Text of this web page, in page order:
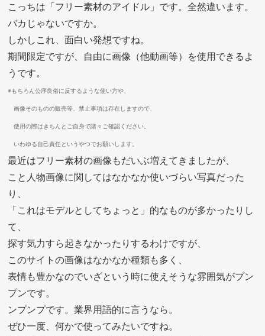
こっちは「フリー素材のアイドル」です。全然違います。
バカじゃないですか。
しかしこれ、面白い発想ですね。
期間限定ですが、自由に画像（他動画等）を使用できるよ
うです。
※もちろん公序良俗に反するような使い方や、
画像そのものの販売等、禁止事項は存在しますので、
使用の際はきちんとご自身で諸々ご確認ください。
いわゆる自己責任というやつでお願いします。
最近はフリー素材の画像もだいぶ増えてきましたが、
こと人物画像に関してはなかなか使いづらい写真だった
り、
「これはモデルとしてちょっと」的なものが多かったりし
て、
探す気力すら起きなかったりするわけですが、
このサイトの画像はなかなか種類も多く、
表情も豊かなのでいざという時に使えそうな雰囲気がプン
プンです。
ンプンプです。業界用語的に言うなら。
ぜひ一度、何かで使ってみたいですね。